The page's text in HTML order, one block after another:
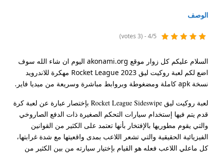
الوصف
4/5 - (3 votes)
السلام عليكم كل زوار موقع akonami.org اليوم ان شاء الله سوف
اضع لكم لعبة روكيت ليق Rocket League 2023 مهكرة للاندرويد
نسخة apk كاملة ومضغوطة وبروابط مباشرة وسريعة من ميديا فاير.
لعبة روكيت ليق Rocket League Sideswipe بإختصار عبارة عن لعبة كرة
قدم يتم فيها إستخدام سيارات التحكم الصغيرة ذات الدفع الصاروخي
والتي يقوم مطوريها بالإفتخار بأنها تعتمد على الكثير من القوانين
الفيزيائية الحقيقية والتي تشعر اللاعب بمدى واقعيتها مع شدة غرابتها،
كل ماعلي اللاعب فعله هو القيام بإختيار سيارته من بين الكثير من